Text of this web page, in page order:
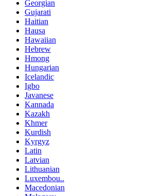
Georgian
Gujarati
Haitian
Hausa
Hawaiian
Hebrew
Hmong
Hungarian
Icelandic
Igbo
Javanese
Kannada
Kazakh
Khmer
Kurdish
Kyrgyz
Latin
Latvian
Lithuanian
Luxembou..
Macedonian